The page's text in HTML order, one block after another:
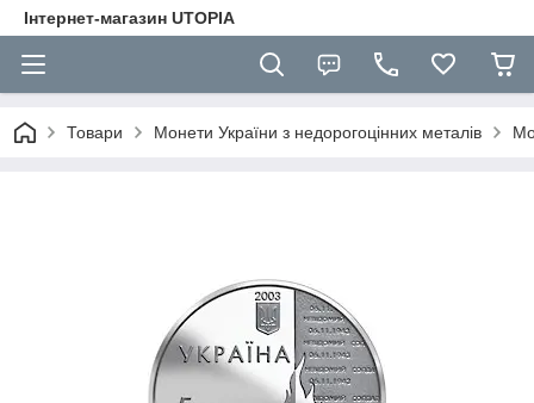
Інтернет-магазин UTOPIA
Товари Монети України з недорогоцінних металів